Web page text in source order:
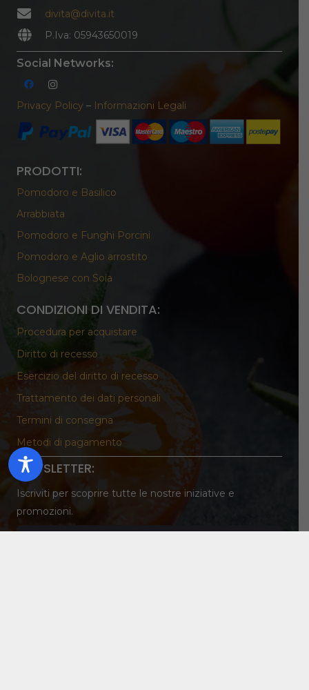
divita@divita.it
P.Iva: 05943650019
Social Networks:
Privacy Policy – Informazioni Legali
PRODOTTI:
Pomodoro e Basilico
Arrabbiata
Pomodoro e Funghi Porcini
Pomodoro e Aglio arrostito
Bolognese con Soia
CONDIZIONI DI VENDITA:
Procedura per acquistare
Diritto di recesso
Esercizio del diritto di recesso
Trattamento dei dati personali
Termini di consegna
Metodi di pagamento
NEWSLETTER:
Iscriviti per scoprire tutte le nostre iniziative e
promozioni.